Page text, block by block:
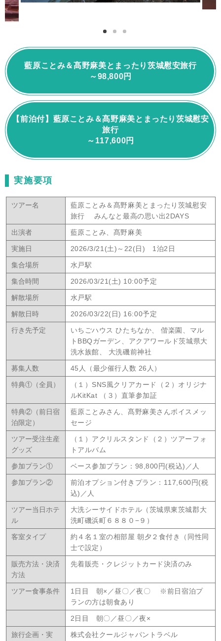
藍原ことみ＆髙野麻美とまったり茨城慰安旅行
～98,800円
【前泊付】藍原ことみ＆髙野麻美とまったり茨城慰安
旅行
～117,600円
実施要項
ツアー名
藍原ことみ＆髙野麻美とまったり茨城慰安
旅行 みんなと最高の思い出2DAYS
出演者 藍原ことみ、髙野麻美
実施日 2026/3/21(土)～22(日) 1泊2日
集合場所 水戸駅
集合時間 2026/03/21(土) 10:00予定
解散場所 水戸駅
解散日時 2026/03/22(日) 16:00予定
行き先予定
いちごハウス ひたちなか、 偕楽園、マル
トBBQガーデン、アクアワールド茨城県大
洗水族館、 大洗磯前神社
募集人数 45人（最少催行人数 26人）
特典①（全員）
（１）SNS風クリアカード（２）オリジナ
ルKitKat （３）直筆参加証
特典②（前日宿
泊限定）
藍原ことみさん、髙野麻美さんボイスメッ
セージ
ツアー受注生産
グッズ
（１）アクリルスタンド（２）ツアーフォ
トアルバム
参加プラン① ベース参加プラン：98,800円(税込)／人
参加プラン②
前泊オプション付きプラン：117,600円(税
込)／人
ツアー当日ホテ
ル
⼤洗シーサイドホテル（茨城県東茨城郡大
洗町磯浜町６８８０−９）
客室タイプ
約４名１室の相部屋 朝夕２食付き（同性同
士で設定）
販売方法・決済
方法
先着販売・クレジットカード決済のみ
ツアー食事条件
1日目 朝×／昼〇／夜〇 ※前日宿泊プ
ランの方は朝食あり
2日目 朝〇／昼〇／夜×
旅行企画・実
株式会社クールジャパントラベル